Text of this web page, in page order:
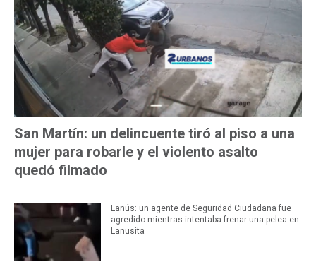
San Martín: un delincuente tiró al piso a una
mujer para robarle y el violento asalto
quedó filmado
Lanús: un agente de Seguridad Ciudadana fue
agredido mientras intentaba frenar una pelea en
Lanusita